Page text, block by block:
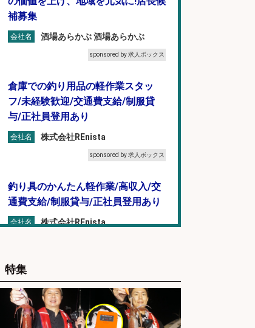
補募集
会社名 酒場あらかぶ 酒場あらかぶ
sponsored by 求人ボックス
倉庫での釣り用品の軽作業スタッ
フ/未経験歓迎/交通費支給/制服貸
与/正社員登用あり
会社名 株式会社REnista
sponsored by 求人ボックス
釣り具のかんたん軽作業/高収入/交
通費支給/制服貸与/正社員登用あり
会社名 株式会社REnista
倉庫での釣り用品の軽作業スタッ
フ/未経験歓迎/交通費支給/制服貸
与/正社員登用あり
会社名 株式会社REnista
特集